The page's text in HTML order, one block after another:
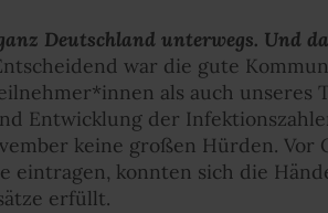
Deutschland unterwegs. Und
war die gute
als auch unseres
Entwicklung der
keine großen Hürden.
eintragen, konnten sich die
erfüllt.